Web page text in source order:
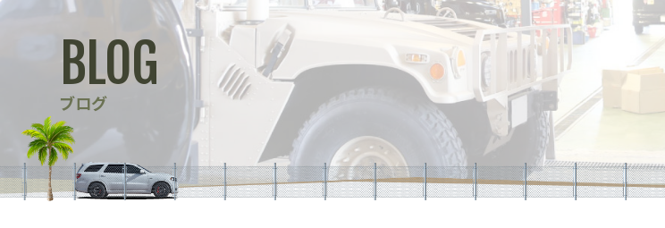
BLOG
ブログ